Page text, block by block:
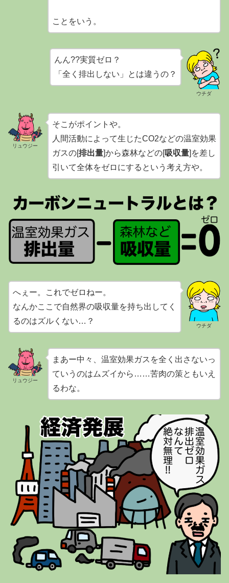
ことをいう。
ウチダ
んん??実質ゼロ？
「全く排出しない」とは違うの？
リュウジー
そこがポイントや。
人間活動によって生じたCO2などの温室効果
ガスの[ 排出量]から森林などの[ 吸収量]を差し
引いて全体をゼロにするという考え方や。
ウチダ
へぇー。これでゼロねー。
なんかここで自然界の吸収量を持ち出してく
るのはズルくない…？
リュウジー
まあー中々、温室効果ガスを全く出さないっ
ていうのはムズイから……苦肉の策ともいえ
るわな。